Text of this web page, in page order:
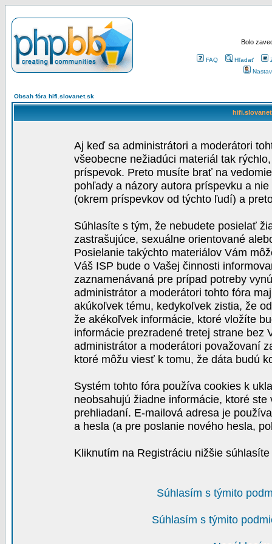
Bolo
FAQ Hľadať
Obsah fóra hifi.slovanet.sk
Aj keď sa administrátori a moderátori
všeobecne nežiadúci materiál tak
príspevok. Preto musíte brať na
pohľady a názory autora príspevku a
(okrem príspevkov od týchto ľudí) a
Súhlasíte s tým, že nebudete posielať
zastrašujúce, sexuálne orientované
Posielanie takýchto materiálov Vám
Váš ISP bude o Vašej činnosti
zaznamenávaná pre prípad potreby
administrátor a moderátori tohto fóra
akúkoľvek tému, kedykoľvek zistia, že
že akékoľvek informácie, ktoré vložíte
informácie prezradené tretej strane bez
administrátor a moderátori považovaní
ktoré môžu viesť k tomu, že dáta budú
Systém tohto fóra používa cookies k
neobsahujú žiadne informácie, ktoré
prehliadaní. E-mailová adresa je
a hesla (a pre poslanie nového hesla,
Kliknutím na Registráciu nižšie
Súhlasím s týmito
Súhlasím s týmito